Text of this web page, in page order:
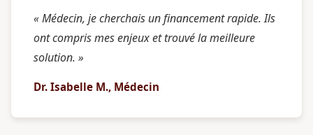
« Médecin, je cherchais un financement rapide. Ils
ont compris mes enjeux et trouvé la meilleure
solution. »
Dr. Isabelle M., Médecin